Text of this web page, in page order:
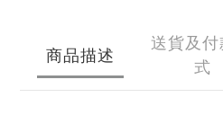
商品描述
送貨及
式